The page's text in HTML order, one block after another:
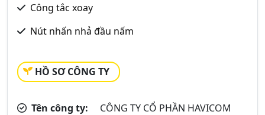
Công tắc xoay
Nút nhấn nhả đầu nấm
HỒ SƠ CÔNG TY
Tên công ty:
CÔNG TY CỔ PHẦN HAVICOM